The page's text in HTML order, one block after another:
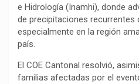
e Hidrología (Inamhi), donde
de precipitaciones recurrentes
especialmente en la región
país.
El COE Cantonal resolvió,
familias afectadas por el